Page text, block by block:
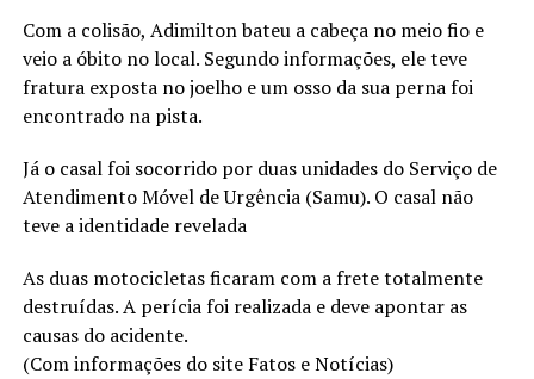
Com a colisão, Adimilton bateu a cabeça no meio fio e
veio a óbito no local. Segundo informações, ele teve
fratura exposta no joelho e um osso da sua perna foi
encontrado na pista.
Já o casal foi socorrido por duas unidades do Serviço de
Atendimento Móvel de Urgência (Samu). O casal não
teve a identidade revelada
As duas motocicletas ficaram com a frete totalmente
destruídas. A perícia foi realizada e deve apontar as
causas do acidente.
(Com informações do site Fatos e Notícias)